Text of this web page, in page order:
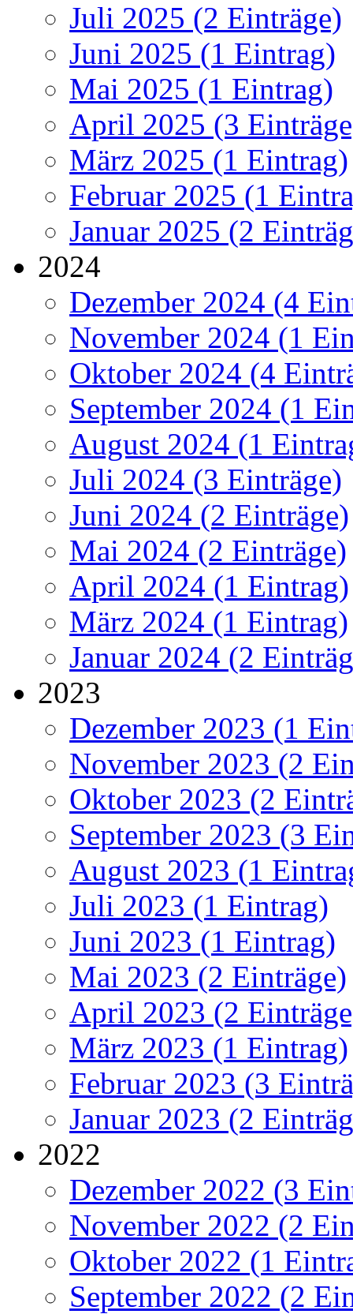
Juli 2025 (2 Einträge)
Juni 2025 (1 Eintrag)
Mai 2025 (1 Eintrag)
April 2025 (3
März 2025 (1 Eintrag)
Februar 2025 (1
Januar 2025 (2
2024
Dezember 2024 (4
November 2024 (1
Oktober 2024 (4
September 2024 (1
August 2024 (1
Juli 2024 (3 Einträge)
Juni 2024 (2 Einträge)
Mai 2024 (2 Einträge)
April 2024 (1 Eintrag)
März 2024 (1 Eintrag)
Januar 2024 (2
2023
Dezember 2023 (1
November 2023 (2
Oktober 2023 (2
September 2023 (3
August 2023 (1
Juli 2023 (1 Eintrag)
Juni 2023 (1 Eintrag)
Mai 2023 (2 Einträge)
April 2023 (2
März 2023 (1 Eintrag)
Februar 2023 (3
Januar 2023 (2
2022
Dezember 2022 (3
November 2022 (2
Oktober 2022 (1
September 2022 (2